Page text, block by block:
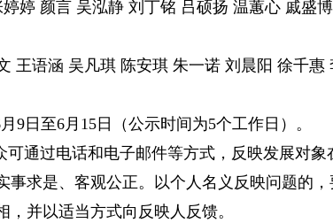
婷 颜言 吴泓静 刘丁铭 吕硕扬 温蕙心 戚盛博
王语涵 吴凡琪 陈安琪 朱一诺 刘晨阳 徐千惠
9日至6月15日（公示时间为5个工作日）。
可通过电话和电子邮件等方式，反映发展对
事求是、客观公正。以个人名义反映问题的
并以适当方式向反映人反馈。